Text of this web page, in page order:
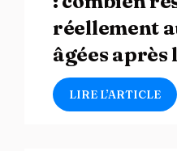
réellement
âgées après
LIRE L’ARTICLE